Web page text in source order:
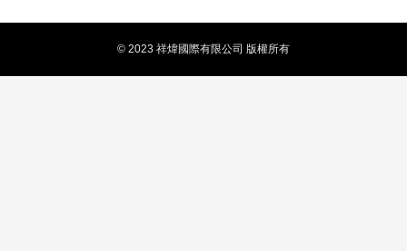
© 2023 祥煒國際有限公司 版權所有